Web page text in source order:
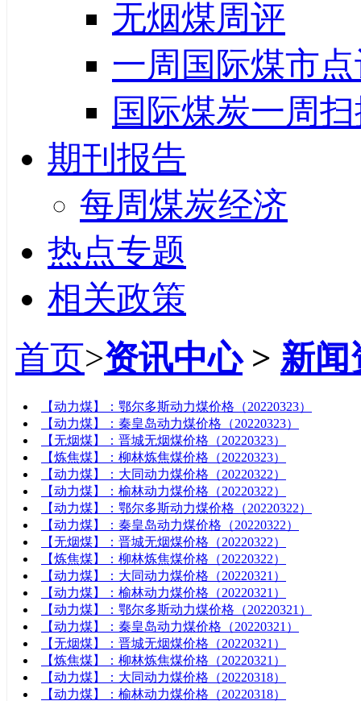
无烟煤周评
一周国际煤市
国际煤炭一周
期刊报告
每周煤炭经济
热点专题
相关政策
首页>资讯中心> 新闻
【动力煤】：鄂尔多斯动力煤价格（20220323）
【动力煤】：秦皇岛动力煤价格（20220323）
【无烟煤】：晋城无烟煤价格（20220323）
【炼焦煤】：柳林炼焦煤价格（20220323）
【动力煤】：大同动力煤价格（20220322）
【动力煤】：榆林动力煤价格（20220322）
【动力煤】：鄂尔多斯动力煤价格（20220322）
【动力煤】：秦皇岛动力煤价格（20220322）
【无烟煤】：晋城无烟煤价格（20220322）
【炼焦煤】：柳林炼焦煤价格（20220322）
【动力煤】：大同动力煤价格（20220321）
【动力煤】：榆林动力煤价格（20220321）
【动力煤】：鄂尔多斯动力煤价格（20220321）
【动力煤】：秦皇岛动力煤价格（20220321）
【无烟煤】：晋城无烟煤价格（20220321）
【炼焦煤】：柳林炼焦煤价格（20220321）
【动力煤】：大同动力煤价格（20220318）
【动力煤】：榆林动力煤价格（20220318）